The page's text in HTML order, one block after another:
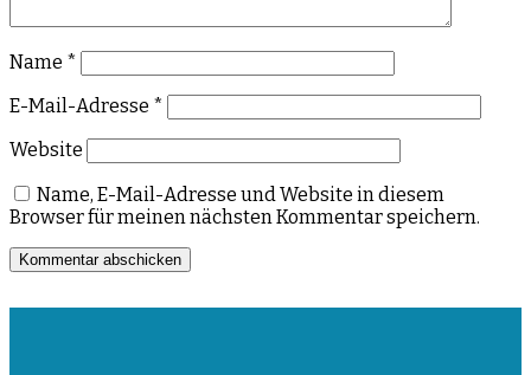
Name *
E-Mail-Adresse *
Website
Name, E-Mail-Adresse und Website in diesem
Browser für meinen nächsten Kommentar speichern.